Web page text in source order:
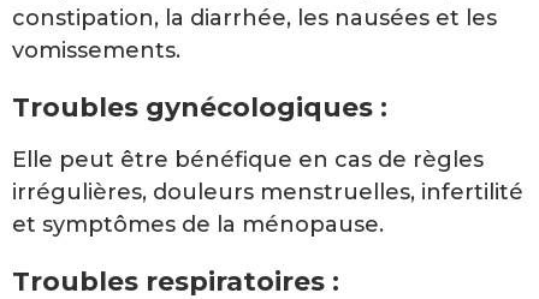
constipation, la diarrhée, les nausées et les
vomissements.
Troubles gynécologiques :
Elle peut être bénéfique en cas de règles
irrégulières, douleurs menstruelles, infertilité
et symptômes de la ménopause.
Troubles respiratoires :